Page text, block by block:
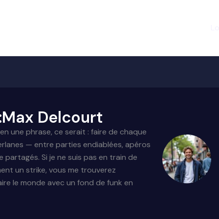
Delcourt
une phrase, ce serait : faire de chaque
— entre parties endiablées, apéros
Si je ne suis pas en train de
un strike, vous me trouverez
le monde avec un fond de funk en